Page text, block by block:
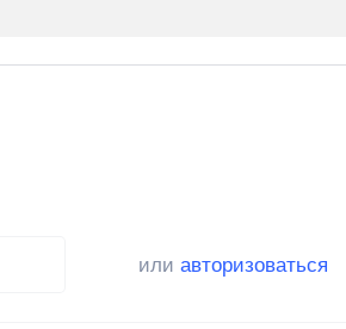
или авторизоваться